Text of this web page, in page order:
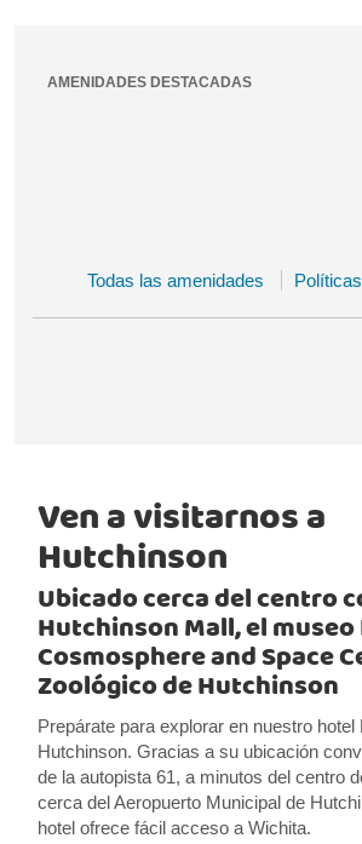
AMENIDADES DESTACADAS
Todas las amenidades
Ven a visitarnos a
Hutchinson
Ubicado cerca del centro
Hutchinson Mall, el museo
Cosmosphere and Space
Zoológico de Hutchinson
Prepárate para explorar en nuestro
Hutchinson. Gracias a su ubicación
de la autopista 61, a minutos del centro
cerca del Aeropuerto Municipal de
hotel ofrece fácil acceso a Wichita.